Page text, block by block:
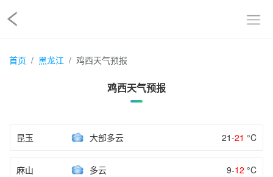
首页 黑龙江 鸡西天气预报
鸡西天气预报
昆玉 大部多云 21-21 °C
麻山 多云 9-12 °C